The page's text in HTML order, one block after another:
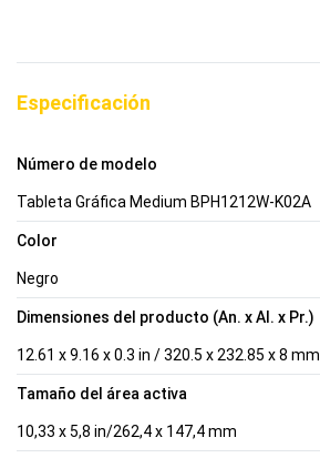
Especificación
Número de modelo
Tableta Gráfica Medium BPH1212W-K02A
Color
Negro
Dimensiones del producto (An. x Al. x Pr.)
12.61 x 9.16 x 0.3 in / 320.5 x 232.85 x 8 mm
Tamaño del área activa
10,33 x 5,8 in/262,4 x 147,4 mm